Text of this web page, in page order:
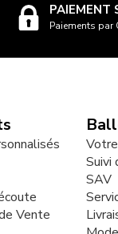
PAIEMENT
Paiements par
Vente
Suivi
SAV